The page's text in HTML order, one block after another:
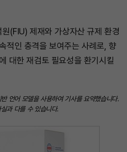
(FIU) 제재와 가상자산 규제 환경
적인 충격을 보여주는 사례로, 향
대한 재검토 필요성을 환기시킬
언어 모델을 사용하여 기사를 요약했습니다.
과 다를 수 있습니다.